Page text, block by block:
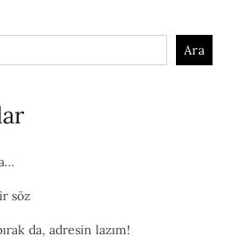
Ara
söz
da, adresin lazım!